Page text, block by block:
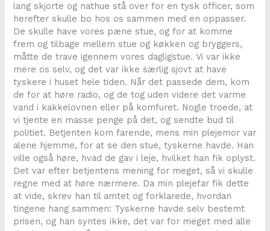
lang skjorte og nathue stå over for en tysk officer, som
herefter skulle bo hos os sammen med en oppasser.
De skulle have vores pæne stue, og for at komme
frem og tilbage mellem stue og køkken og bryggers,
måtte de trave igennem vores dagligstue. Vi var ikke
mere os selv, og det var ikke særlig sjovt at have
tyskere i huset hele tiden. Når det passede dem, kom
de for at høre radio, og de tog uden videre det varme
vand i kakkelovnen eller på komfuret. Nogle troede, at
vi tjente en masse penge på det, og sendte bud til
politiet. Betjenten kom farende, mens min plejemor var
alene hjemme, for at se den stue, tyskerne havde. Han
ville også høre, hvad de gav i leje, hvilket han fik oplyst.
Det var efter betjentens mening for meget, så vi skulle
regne med at høre nærmere. Da min plejefar fik dette
at vide, skrev han til amtet og forklarede, hvordan
tingene hang sammen: Tyskerne havde selv bestemt
prisen, og han syntes ikke, det var for meget med alle